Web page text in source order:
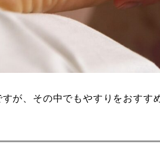
が、その中でもやすりをおすす